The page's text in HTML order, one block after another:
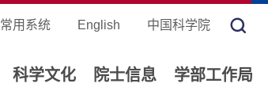
常用系统 English 中国科学院
科学文化 院士信息 学部工作局